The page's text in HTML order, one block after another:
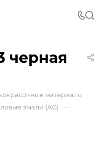
черная
материалы
эмали (АС) —